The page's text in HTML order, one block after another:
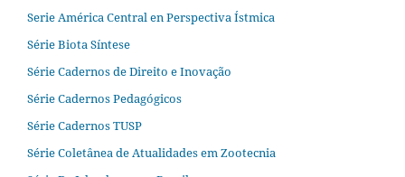
Serie América Central en Perspectiva Ístmica
Série Biota Síntese
Série Cadernos de Direito e Inovação
Série Cadernos Pedagógicos
Série Cadernos TUSP
Série Coletânea de Atualidades em Zootecnia